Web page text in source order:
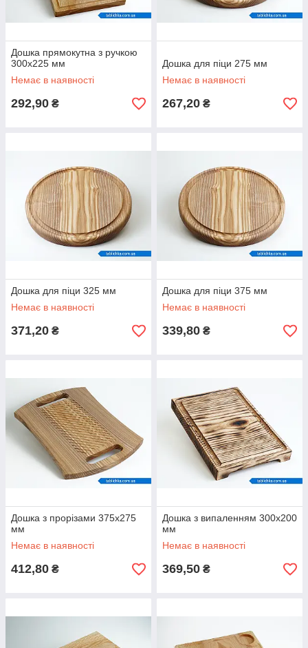
Дошка прямокутна з ручкою
300х225 мм
Немає в наявності
292,90 ₴
Дошка для піци 275 мм
Немає в наявності
267,20 ₴
Дошка для піци 325 мм
Немає в наявності
371,20 ₴
Дошка для піци 375 мм
Немає в наявності
339,80 ₴
Дошка з прорізами 375х275
мм
Немає в наявності
412,80 ₴
Дошка з випаленням 300х200
мм
Немає в наявності
369,50 ₴